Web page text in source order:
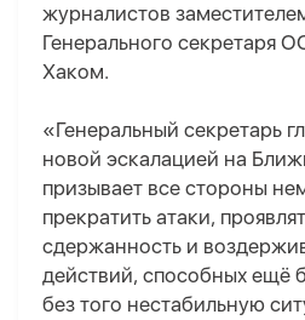
журналистов
Генерального секретаря
Хаком.
«Генеральный секретарь
новой эскалацией на
призывает все стороны
прекратить атаки,
сдержанность и
действий, способных ещё
без того нестабильную